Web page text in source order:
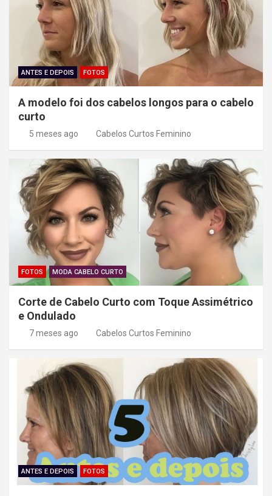
ANTES E DEPOIS FOTOS
A modelo foi dos cabelos longos para o cabelo
curto
5 meses ago Cabelos Curtos Feminino
FOTOS MODA CABELO CURTO
Corte de Cabelo Curto com Toque Assimétrico
e Ondulado
7 meses ago Cabelos Curtos Feminino
ANTES E DEPOIS FOTOS